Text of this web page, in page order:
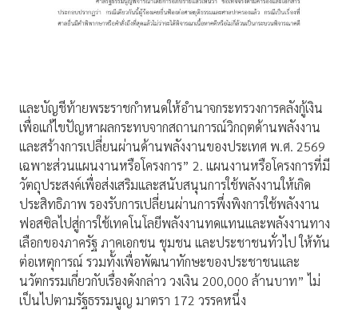
และบัญชีท้ายพระราชกำหนดให้อำนาจกระทรวงการคลังกู้เงิน
เพื่อแก้ไขปัญหาผลกระทบจากสถานการณ์วิกฤตด้านพลังงาน
และสร้างการเปลี่ยนผ่านด้านพลังงานของประเทศ พ.ศ. 2569
เฉพาะส่วนแผนงานหรือโครงการ” 2. แผนงานหรือโครงการที่มี
วัตถุประสงค์เพื่อส่งเสริมและสนับสนุนการใช้พลังงานให้เกิด
ประสิทธิภาพ รองรับการเปลี่ยนผ่านการพึ่งพิงการใช้พลังงาน
ฟอสซิลไปสู่การใช้เทคโนโลยีพลังงานทดแทนและพลังงานทาง
เลือกของภาครัฐ ภาคเอกชน ชุมชน และประชาชนทั่วไป ให้ทัน
ต่อเหตุการณ์ รวมทั้งเพื่อพัฒนาทักษะของประชาชนและ
นวัตกรรมเกี่ยวกับเรื่องดังกล่าว วงเงิน 200,000 ล้านบาท” ไม่
เป็นไปตามรัฐธรรมนูญ มาตรา 172 วรรคหนึ่ง